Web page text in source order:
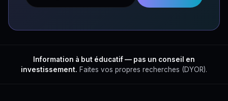
Information à but éducatif — pas un conseil en
investissement. Faites vos propres recherches (DYOR).